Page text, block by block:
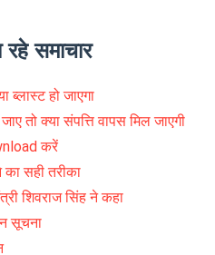
समाचार
हो जाएगा
तो क्या संपत्ति वापस मिल जाएगी
करें
सही तरीका
शिवराज सिंह ने कहा
सूचना